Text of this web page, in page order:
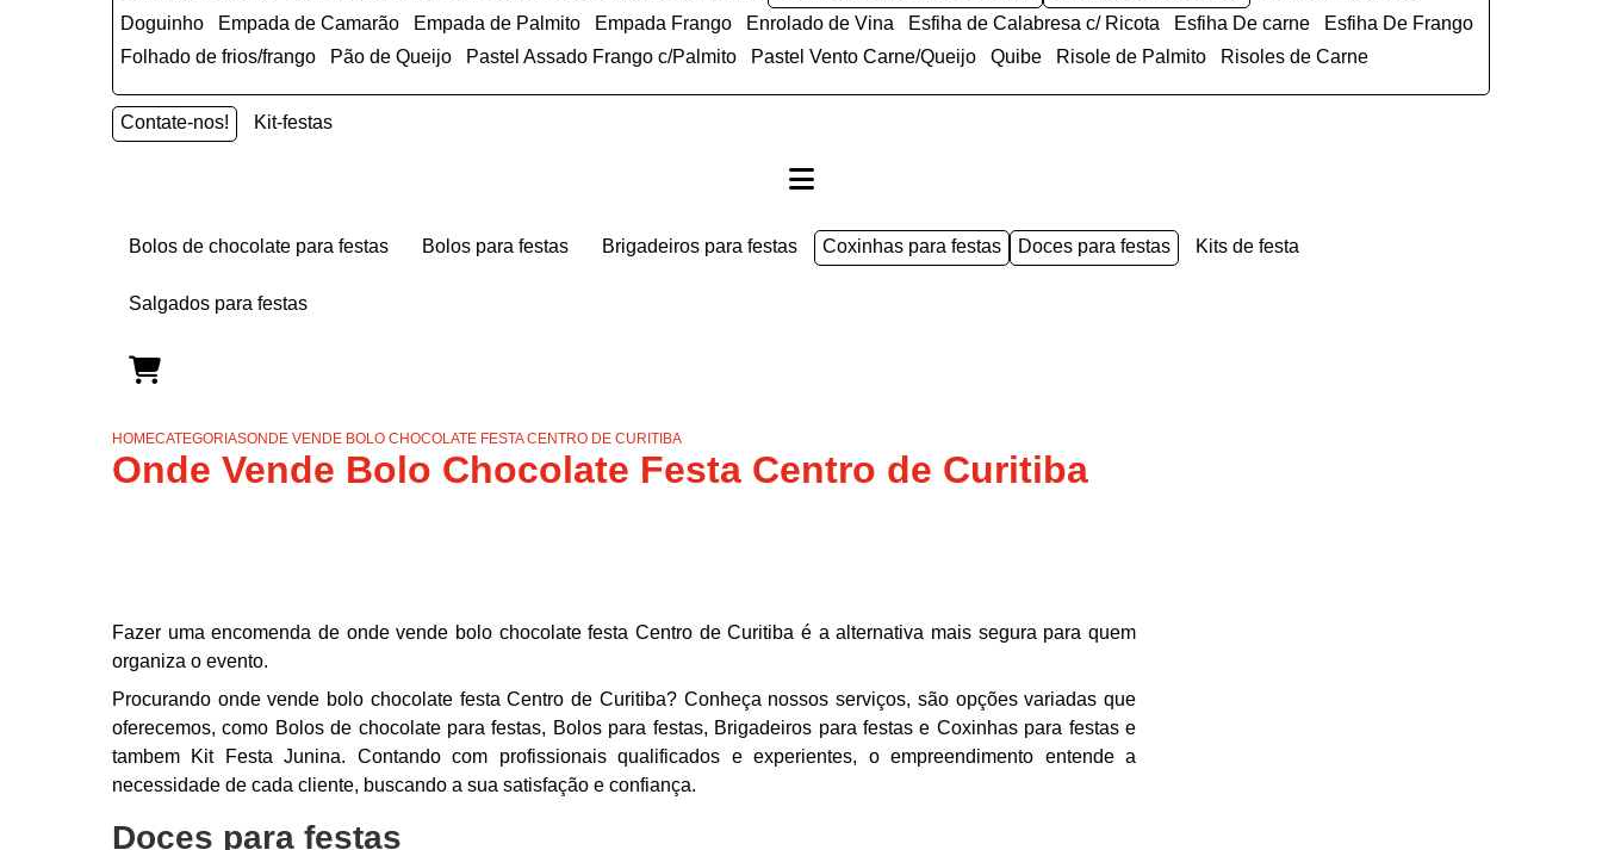
Doguinho
Empada de Camarão Empada de Palmito Empada Frango Enrolado de Vina Esfiha de Calabresa c/ Ricota Esfiha De carne
Esfiha De Frango
Folhado de frios/frango
Pão de Queijo Pastel Assado Frango c/Palmito Pastel Vento Carne/Queijo Quibe Risole de Palmito Risoles de Carne
Contate-nos! Kit-festas
bolos de chocolate para festas bolos para festas brigadeiros para festas coxinhas para festas doces para festas kits de festa
salgados para festas
HOMECATEGORIASONDE VENDE BOLO CHOCOLATE FESTA CENTRO DE CURITIBA
Onde Vende Bolo Chocolate Festa Centro de Curitiba
Fazer uma encomenda de onde vende bolo chocolate festa Centro de Curitiba é a alternativa mais segura para quem
organiza o evento.
Procurando onde vende bolo chocolate festa Centro de Curitiba? Conheça nossos serviços, são opções variadas que
oferecemos, como Bolos de chocolate para festas, Bolos para festas, Brigadeiros para festas e Coxinhas para festas e
tambem Kit Festa Junina. Contando com profissionais qualificados e experientes, o empreendimento entende a
necessidade de cada cliente, buscando a sua satisfação e confiança.
Doces para festas